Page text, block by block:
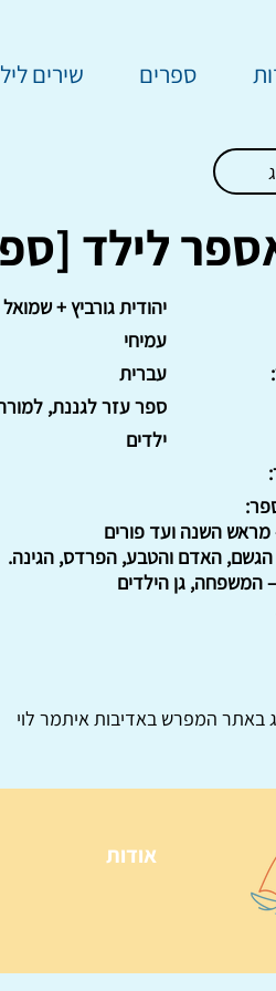
ספרים שירים
לילד
יהודית גורביץ + שמואל
עמיחי
עברית
ספר עזר לגננת, למורה בכתות א'-ב'
ילדים
מראש השנה ועד פורים
האדם והטבע, הפרדס, הגינה.
המשפחה, גן הילדים
באתר המפרש באדיבות איתמר לוי
אודות